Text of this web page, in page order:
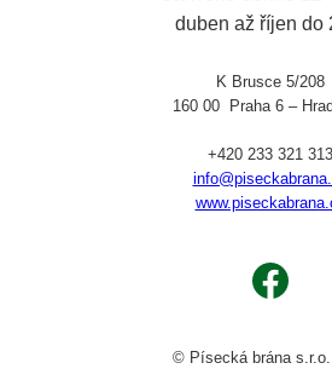
duben až říjen do
K Brusce 5/208
160 00 Praha 6 –
+420 233 321 313
© Písecká brána s.r.o.